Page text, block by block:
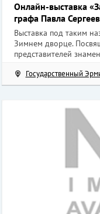
Онлайн-выставка
графа Павла
Выставка под таким
Зимнем дворце.
представителей
Государственный